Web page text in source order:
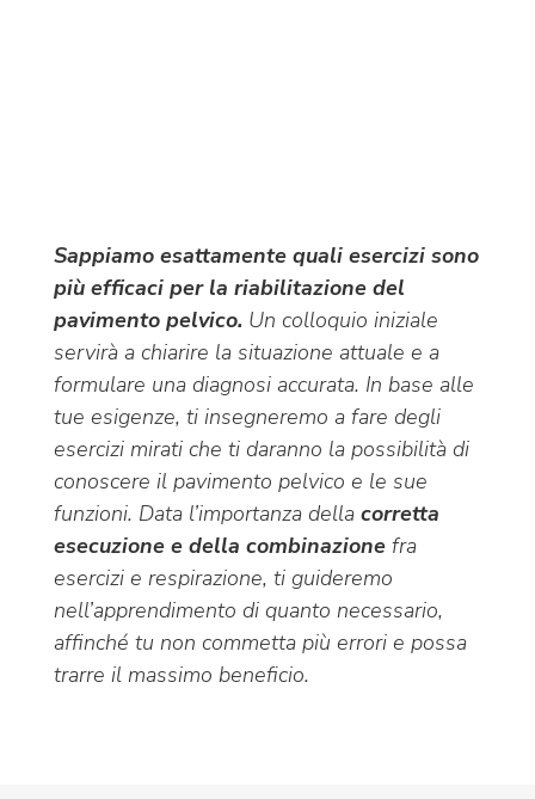
Sappiamo esattamente quali esercizi sono
più efficaci per la riabilitazione del
pavimento pelvico. Un colloquio iniziale
servirà a chiarire la situazione attuale e a
formulare una diagnosi accurata. In base alle
tue esigenze, ti insegneremo a fare degli
esercizi mirati che ti daranno la possibilità di
conoscere il pavimento pelvico e le sue
funzioni. Data l’importanza della corretta
esecuzione e della combinazionefra
esercizi e respirazione, ti guideremo
nell’apprendimento di quanto necessario,
affinché tu non commetta più errori e possa
trarre il massimo beneficio.